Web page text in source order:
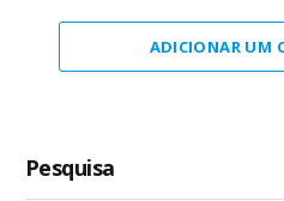
ADICIONAR UM
Pesquisa